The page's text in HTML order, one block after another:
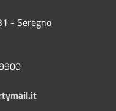
- Seregno